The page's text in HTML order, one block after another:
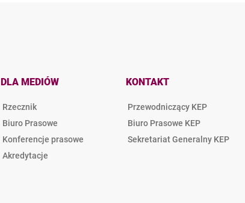
DLA MEDIÓW
Rzecznik
Biuro Prasowe
Konferencje prasowe
Akredytacje
KONTAKT
Przewodniczący KEP
Biuro Prasowe KEP
Sekretariat Generalny KEP